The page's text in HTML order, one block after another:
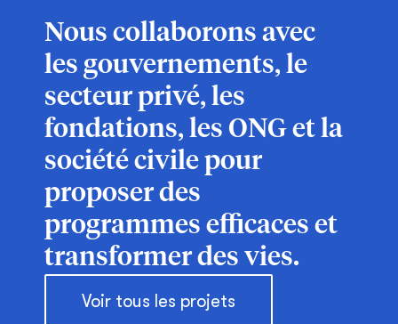
Nous collaborons avec
les gouvernements, le
secteur privé, les
fondations, les ONG et la
société civile pour
proposer des
programmes efficaces et
transformer des vies.
Voir tous les projets